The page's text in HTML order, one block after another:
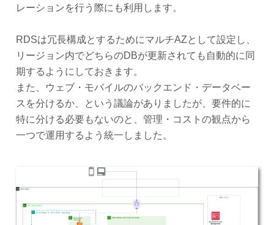
レーションを行う際にも利用します。
RDSは冗長構成とするためにマルチAZとして設定し、
リージョン内でどちらのDBが更新されても自動的に同
期するようにしておきます。
また、ウェブ・モバイルのバックエンド・データベー
スを分けるか、という議論がありましたが、要件的に
特に分ける必要もないのと、管理・コストの観点から
一つで運用するよう統一しました。